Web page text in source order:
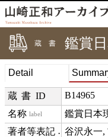
蔵書
Detail
蔵書ID B14965
label 鑑賞日本
creditText
谷沢永一,